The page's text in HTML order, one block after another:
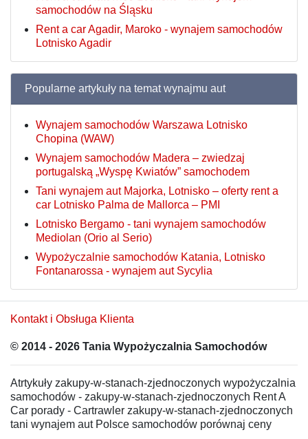
samochodów na Śląsku
Rent a car Agadir, Maroko - wynajem samochodów
Lotnisko Agadir
Popularne artykuły na temat wynajmu aut
Wynajem samochodów Warszawa Lotnisko
Chopina (WAW)
Wynajem samochodów Madera – zwiedzaj
portugalską „Wyspę Kwiatów” samochodem
Tani wynajem aut Majorka, Lotnisko – oferty rent a
car Lotnisko Palma de Mallorca – PMI
Lotnisko Bergamo - tani wynajem samochodów
Mediolan (Orio al Serio)
Wypożyczalnie samochodów Katania, Lotnisko
Fontanarossa - wynajem aut Sycylia
Kontakt i Obsługa Klienta
© 2014 - 2026 Tania Wypożyczalnia Samochodów
Atrtykuły zakupy-w-stanach-zjednoczonych wypożyczalnia
samochodów - zakupy-w-stanach-zjednoczonych Rent A
Car porady - Cartrawler zakupy-w-stanach-zjednoczonych
tani wynajem aut Polsce samochodów porównaj ceny